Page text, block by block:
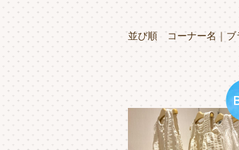
並び順 コーナー名 ブ